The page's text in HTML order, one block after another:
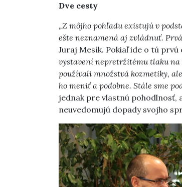
Dve cesty
„Z môjho pohľadu existujú v
ešte neznamená aj zvládnuť.
Juraj Mesík. Pokiaľ ide o tú
vystavení nepretržitému tlaku na
používali množstvá kozmetiky,
ho meniť a podobne. Stále sme
jednak pre vlastnú pohodlnosť,
neuvedomujú dopady svojho